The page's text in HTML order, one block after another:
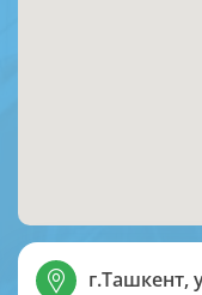
г.Ташкент,